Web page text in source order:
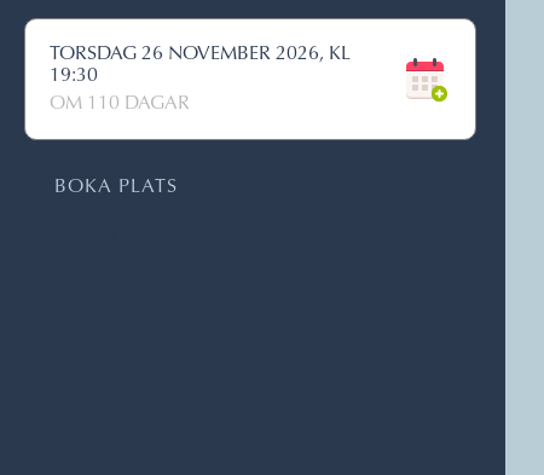
TORSDAG 26 NOVEMBER 2026, KL
19:30
OM 110 DAGAR
BOKA PLATS